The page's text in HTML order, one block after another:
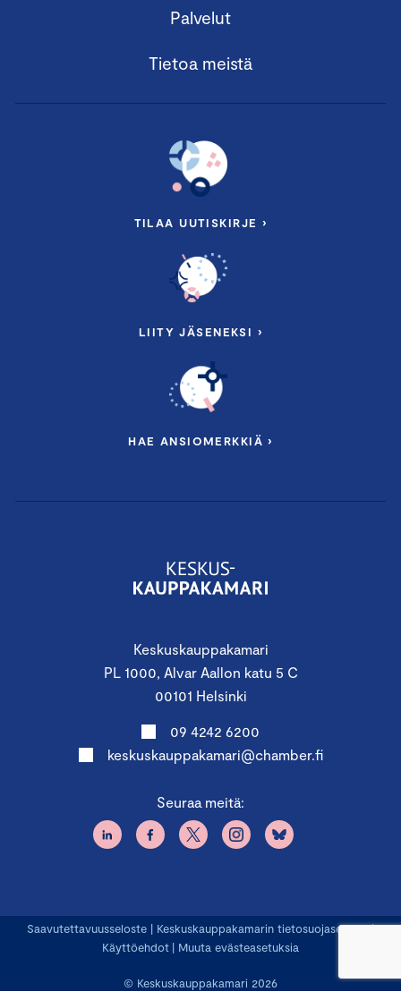
Keskuskauppakamari
PL 1000, Alvar Aallon katu 5 C
00101 Helsinki
09 4242 6200
keskuskauppakamari@chamber.fi
Seuraa meitä:
Palvelut
Tietoa meistä
TILAA UUTISKIRJE ›
LIITY JÄSENEKSI ›
HAE ANSIOMERKKIÄ ›
© Keskuskauppakamari 2026
Saavutettavuusseloste | Keskuskauppakamarin tietosuojaseloste|
Käyttöehdot | Muuta evästeasetuksia